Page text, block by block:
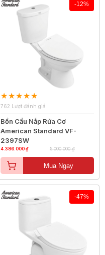
-12%
762 Lượt đánh giá
Bồn Cầu Nắp Rửa Cơ
American Standard VF-
2397SW
4.386.000 ₫ 5.000.000 ₫
Mua Ngay
-47%